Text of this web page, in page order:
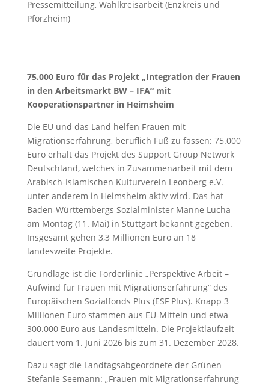
Pressemitteilung, Wahlkreisarbeit (Enzkreis und
Pforzheim)
75.000 Euro für das Projekt „Integration der Frauen
in den Arbeitsmarkt BW – IFA“ mit
Kooperationspartner in Heimsheim
Die EU und das Land helfen Frauen mit
Migrationserfahrung, beruflich Fuß zu fassen: 75.000
Euro erhält das Projekt des Support Group Network
Deutschland, welches in Zusammenarbeit mit dem
Arabisch-Islamischen Kulturverein Leonberg e.V.
unter anderem in Heimsheim aktiv wird. Das hat
Baden-Württembergs Sozialminister Manne Lucha
am Montag (11. Mai) in Stuttgart bekannt gegeben.
Insgesamt gehen 3,3 Millionen Euro an 18
landesweite Projekte.
Grundlage ist die Förderlinie „Perspektive Arbeit –
Aufwind für Frauen mit Migrationserfahrung“ des
Europäischen Sozialfonds Plus (ESF Plus). Knapp 3
Millionen Euro stammen aus EU-Mitteln und etwa
300.000 Euro aus Landesmitteln. Die Projektlaufzeit
dauert vom 1. Juni 2026 bis zum 31. Dezember 2028.
Dazu sagt die Landtagsabgeordnete der Grünen
Stefanie Seemann: „Frauen mit Migrationserfahrung